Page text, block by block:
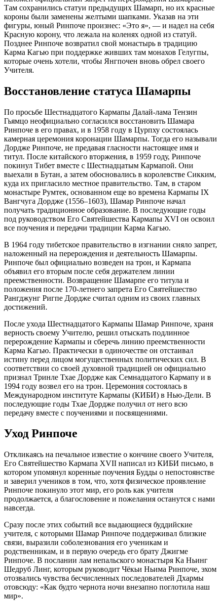
Там сохранились статуи предыдущих Шамарп, но их красные
короны были заменены желтыми шапками. Указав на эти
фигуры, юный Ринпоче произнес: «Это я», — и надел на себя
Красную корону, что лежала на коленях одной из статуй.
Позднее Ринпоче возвратил свой монастырь в традицию
Карма Кагью при поддержке живших там монахов Гелугпы,
которые очень хотели, чтобы Янгпочен вновь обрел своего
Учителя.
Восстановление статуса Шамарпы
По просьбе Шестнадцатого Кармапы Далай-лама Тензин
Гьямцо неофициально согласился восстановить Шамара
Ринпоче в его правах, и в 1958 году в Цурпху состоялась
камерная церемония коронации Шамарпы. Тогда его называли
Дордже Ринпоче, не предавая гласности настоящее имя и
титул. После китайского вторжения, в 1959 году, Ринпоче
покинул Тибет вместе с Шестнадцатым Кармапой. Они
выехали в Бутан, а затем обосновались в королевстве Сикким,
куда их пригласило местное правительство. Там, в старом
монастыре Румтек, основанном еще во времена Кармапы IX
Вангчуга Дордже (1556–1603), Шамар Ринпоче начал
получать традиционное образование. В последующие годы
под руководством Его Святейшества Кармапы XVI он освоил
все поучения и передачи традиции Карма Кагью.
В 1964 году тибетское правительство в изгнании сняло запрет,
наложенный на перерождения и деятельность Шамарпы.
Ринпоче был официально возведен на трон, и Кармапа
объявил его вторым после себя держателем линии
преемственности. Возвращение Шамарпе его титула и
положения после 170-летнего запрета Его Святейшество
Рангджунг Ригпе Дордже считал одним из своих главных
достижений.
После ухода Шестнадцатого Кармапы Шамар Ринпоче, храня
верность своему Учителю, решил отыскать подлинное
перерождение Кармапы и сберечь линию преемственности
Карма Кагью. Практически в одиночестве он отстаивал
истину перед лицом могущественных политических сил. В
соответствии со своей духовной традицией он официально
признал Тринле Тхае Дордже как Семнадцатого Кармапу и в
1994 году возвел его на трон. Церемония состоялась в
Международном институте Кармапы (КИБИ) в Нью-Дели. В
последующие годы Тхае Дордже получил от него всю
передачу вместе с поучениями и посвящениями.
Уход Ринпоче
Откликаясь на печальное известие о кончине своего Учителя,
Его Святейшество Кармапа XVII написал из КИБИ письмо, в
котором упомянул коренные поучения Будды о непостоянстве
и заверил учеников в том, что, хотя физическое проявление
Ринпоче покинуло этот мир, его роль как учителя
продолжается, а благословение и пожелания останутся с нами
навсегда.
Сразу после этих событий все выдающиеся буддийские
учителя, с которыми Шамар Ринпоче поддерживал близкие
связи, выразили соболезнования его ученикам и
родственникам, и в первую очередь его брату Джигме
Ринпоче. В послании лам непальского монастыря Ка Ньинг
Шедруб Линг, которым руководит Чёкьи Ньима Ринпоче, эхом
отозвались чувства бесчисленных последователей Дхармы
отовсюду: «Как будто чернота ночи внезапно поглотила наш
мир».